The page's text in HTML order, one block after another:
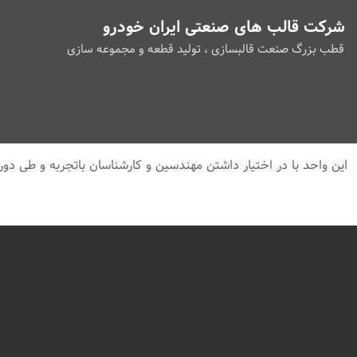
شرکت قالب های صنعتی ایران خودرو
قطب بزرگ صنعت قالبسازی ، تولید قطعه و مجموعه سازی